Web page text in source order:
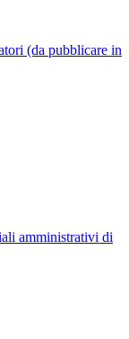
(da pubblicare in
amministrativi di